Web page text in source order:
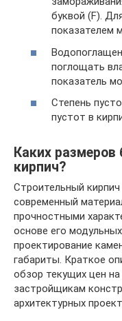
буквой (F).
показателем
поглощать
показатель
Степень
пустот в
Каких
кирпич?
Строительный
современный
прочностными
основе его
проектирование
габариты. Краткое
обзор текущих цен
застройщикам
архитектурных